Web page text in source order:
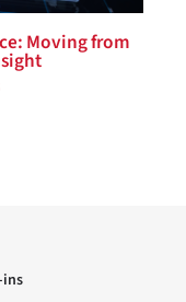
Moving from
ins